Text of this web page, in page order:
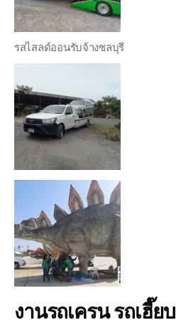
รสไสลด์ออนรับจ้างชลบุรี
งานรถเครน รถเฮี๊ยบ